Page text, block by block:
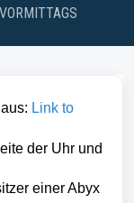
Link to
der Uhr und
einer Abyx